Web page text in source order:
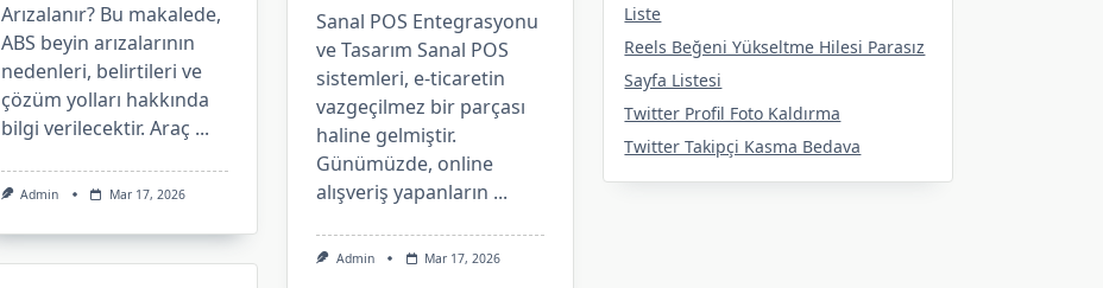
Arızalanır? Bu makalede,
ABS beyin arızalarının
nedenleri, belirtileri ve
çözüm yolları hakkında
bilgi verilecektir. Araç ...
Admin Mar 17, 2026
Sanal POS Entegrasyonu
ve Tasarım Sanal POS
sistemleri, e-ticaretin
vazgeçilmez bir parçası
haline gelmiştir.
Günümüzde, online
alışveriş yapanların ...
Admin Mar 17, 2026
Liste
Reels Beğeni Yükseltme Hilesi Parasız
Sayfa Listesi
Twitter Profil Foto Kaldırma
Twitter Takipçi Kasma Bedava